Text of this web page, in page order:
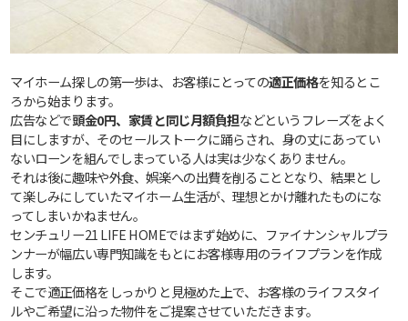
マイホーム探しの第一歩は、お客様にとっての適正価格を知るとこ
ろから始まります。
広告などで頭金0円、家賃と同じ月額負担などというフレーズをよく
目にしますが、そのセールストークに踊らされ、身の丈にあってい
ないローンを組んでしまっている人は実は少なくありません。
それは後に趣味や外食、娯楽への出費を削ることとなり、結果とし
て楽しみにしていたマイホーム生活が、理想とかけ離れたものにな
ってしまいかねません。
センチュリー21 LIFE HOMEではまず始めに、ファイナンシャルプラ
ンナーが幅広い専門知識をもとにお客様専用のライフプランを作成
します。
そこで適正価格をしっかりと見極めた上で、お客様のライフスタイ
ルやご希望に沿った物件をご提案させていただきます。